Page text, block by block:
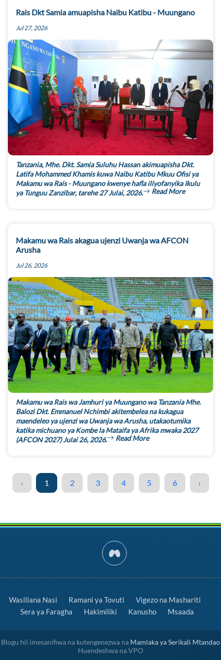
Rais Dkt Samia amuapisha Naibu Katibu - Muungano
Jul 27, 2026
Tanzania, Mhe. Dkt. Samia Suluhu Hassan akimuapisha Dkt.
Latifa Mohammed Khamis kuwa Naibu Katibu Mkuu Ofisi ya
Makamu wa Rais - Muungano kwenye hafla iliyofanyika Ikulu
ya Tunguu Zanzibar, tarehe 27 Julai, 2026.
Read More
Makamu wa Rais akagua ujenzi Uwanja wa AFCON
Arusha
Jul 26, 2026
Makamu wa Rais wa Jamhuri ya Muungano wa Tanzania Mhe.
Balozi Dkt. Emmanuel Nchimbi akitembelea na kukagua
maendeleo ya ujenzi wa Uwanja wa Arusha, utakaotumika
katika michuano ya Kombe la Mataifa ya Afrika mwaka 2027
(AFCON 2027) Julai 26, 2026.
Read More
‹ 1 2 3 4 5 6 ›
Wasiliana Nasi Ramani ya Tovuti
Vigezo na Mashariti
Sera ya Faragha
Hakimiliki Kanusho Msaada
Blogu hii imesanifiwa na kutengenezwa na Mamlaka ya Serikali Mtandao
Huendeshwa na VPO